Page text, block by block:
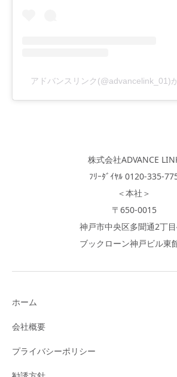
アドバンスリンク(@advancelink_01)
株式会社ADVANCE
ﾌﾘｰﾀﾞｲﾔﾙ 0120-335-
＜本社＞
〒650-0015
神戸市中央区多聞通2丁
ブックローン神戸ビル東
ホーム
会社概要
プライバシーポリシー